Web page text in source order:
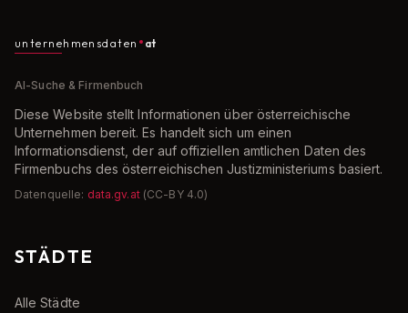
unternehmensdaten at
AI-Suche & Firmenbuch
Diese Website stellt Informationen über österreichische
Unternehmen bereit. Es handelt sich um einen
Informationsdienst, der auf offiziellen amtlichen Daten des
Firmenbuchs des österreichischen Justizministeriums basiert.
Datenquelle: data.gv.at (CC-BY 4.0)
STÄDTE
Alle Städte